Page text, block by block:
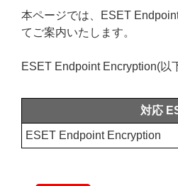
本ページでは、ESET
てご案内いたします。
ESET Endpoint Encryption(以
対応
ESET Endpoint Encryption